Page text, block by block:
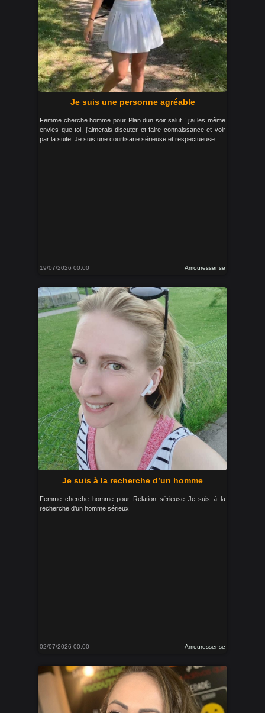
Je suis une personne agréable
Femme cherche homme pour Plan dun soir salut ! j’ai les même
envies que toi, j’aimerais discuter et faire connaissance et voir
par la suite. Je suis une courtisane sérieuse et respectueuse.
19/07/2026 00:00 Amouressense
Je suis à la recherche d’un homme
Femme cherche homme pour Relation sérieuse Je suis à la
recherche d’un homme sérieux
02/07/2026 00:00 Amouressense